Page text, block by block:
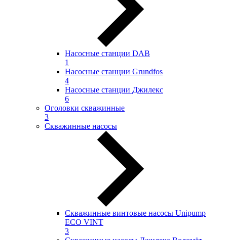
Насосные станции DAB
1
Насосные станции Grundfos
4
Насосные станции Джилекс
6
Оголовки скважинные
3
Скважинные насосы
Скважинные винтовые насосы Unipump
ECO VINT
3